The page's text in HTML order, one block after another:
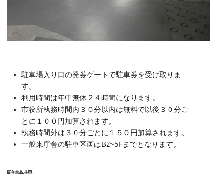
駐車場入り口の発券ゲートで駐車券を受け取りま
す。
利用時間は年中無休２４時間になります。
市役所執務時間内３０分以内は無料で以後３０分ご
とに１００円加算されます。
執務時間外は３０分ごとに１５０円加算されます。
一般来庁舎の駐車区画はB2~5Fまでとなります。